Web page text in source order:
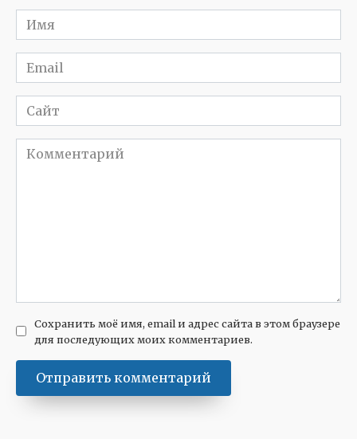
Имя
*
Email
*
Сайт
Комментарий
Сохранить моё имя, email и адрес сайта в этом браузере
для последующих моих комментариев.